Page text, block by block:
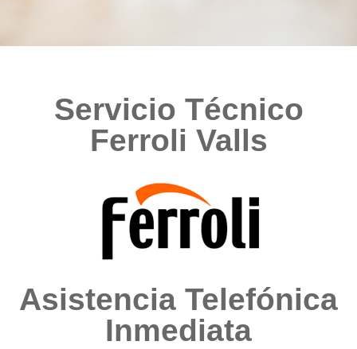
Servicio Técnico
Ferroli Valls
Asistencia Telefónica
Inmediata